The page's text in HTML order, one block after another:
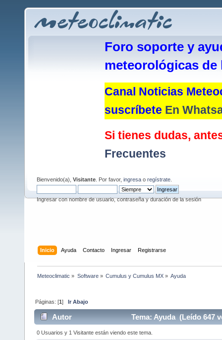
Foro soporte y
meteorológicas de
Canal Noticias
suscríbete En
Si tienes dudas,
Frecuentes
Bienvenido(a), Visitante . Por favor, ingresa o regístrate
Ingresar con nombre de usuario, contraseña y duración de la sesión
Inicio Ayuda Contacto Ingresar Registrarse
Meteoclimatic » Software» Cumulus y Cumulus MX» Ayuda
Páginas: [1]Ir Abajo
Autor Tema: Ayuda (Leído 647
0 Usuarios y 1 Visitante están viendo este tema.